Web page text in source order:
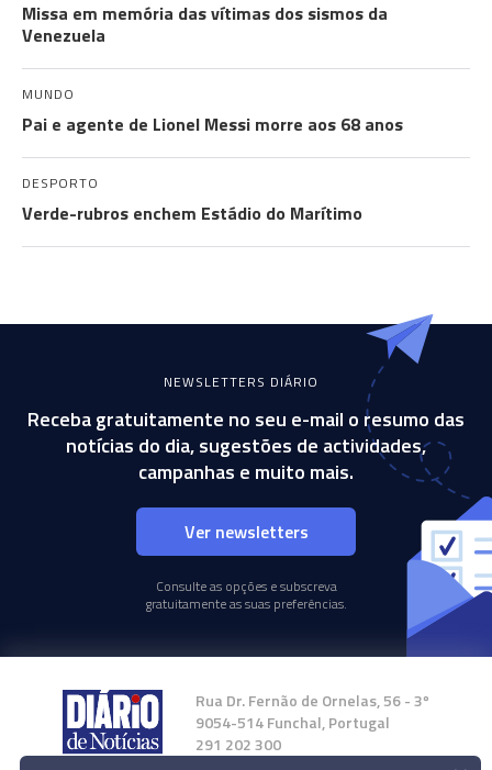
Missa em memória das vítimas dos sismos da
Venezuela
MUNDO
Pai e agente de Lionel Messi morre aos 68 anos
DESPORTO
Verde-rubros enchem Estádio do Marítimo
NEWSLETTERS DIÁRIO
Receba gratuitamente no seu e-mail o resumo das
notícias do dia, sugestões de actividades,
campanhas e muito mais.
Ver newsletters
Consulte as opções e subscreva
gratuitamente as suas preferências.
Rua Dr. Fernão de Ornelas, 56 - 3º
9054-514 Funchal, Portugal
291 202 300